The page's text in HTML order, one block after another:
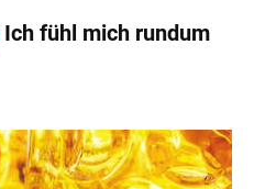
Ich fühl mich rundum